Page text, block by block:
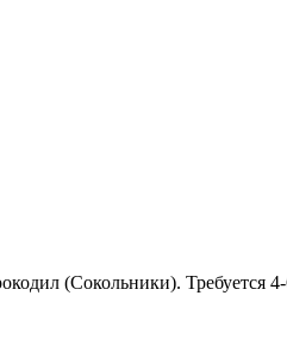
(Сокольники). Требуется